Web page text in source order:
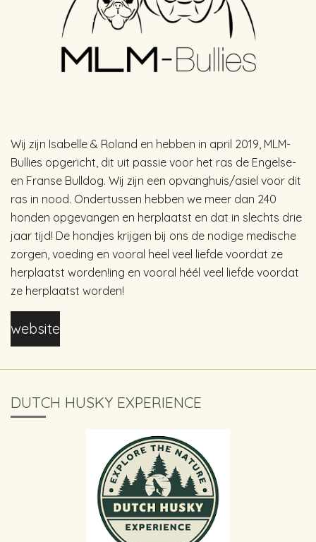
Wij zijn Isabelle & Roland en hebben in april 2019, MLM-
Bullies opgericht, dit uit passie voor het ras de Engelse-
en Franse Bulldog. Wij zijn een opvanghuis/asiel voor dit
ras in nood. Ondertussen hebben we meer dan 240
honden opgevangen en herplaatst en dat in slechts drie
jaar tijd! De hondjes krijgen bij ons de nodige medische
zorgen, voeding en vooral heel veel liefde voordat ze
herplaatst worden!ing en vooral héél veel liefde voordat
ze herplaatst worden!
website
DUTCH HUSKY EXPERIENCE